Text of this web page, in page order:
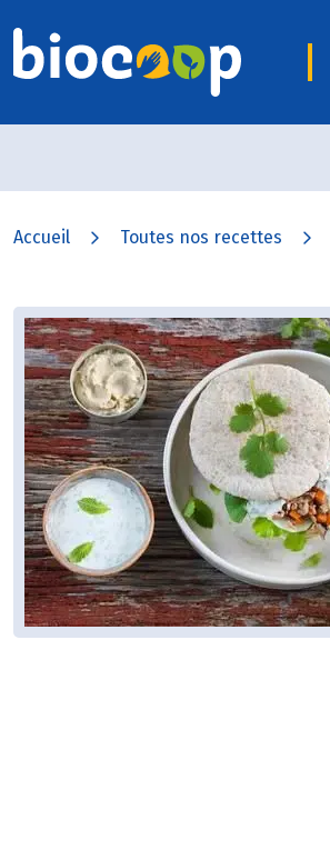
Accueil Toutes nos recettes